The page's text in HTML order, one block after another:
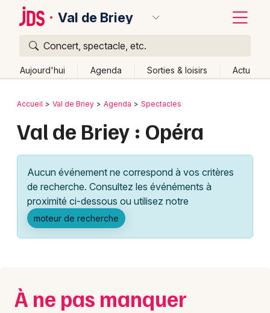
Val de Briey
Concert, spectacle, etc.
Aujourd'hui Agenda Sorties & loisirs Actu
Publier un événement
Grands événements
Activité & Expérience
Manifestations
Spectacles
Bordeaux
Lille
Lyon
Marseille
Nantes
Retour
Accueil Val de Briey Agenda Spectacles
Val de Briey : Opéra
Aucun événement ne correspond à vos critères
de recherche. Consultez les événéments à
proximité ci-dessous ou utilisez notre
moteur de recherche
À ne pas manquer
Quoi ?
Où ?
Lorraine
Partout Près de moi Changer de lieu
Quand ?
Ce week-end